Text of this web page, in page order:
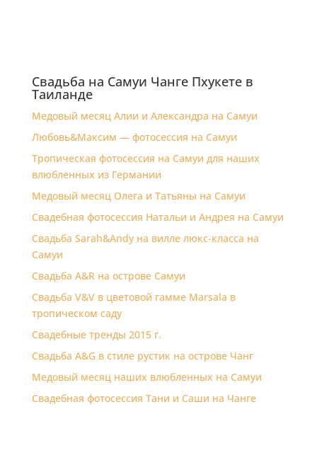
Свадьба на Самуи Чанге Пхукете в
Таиланде
Медовый месяц Алии и Александра на Самуи
Любовь&Максим — фотосессия на Самуи
Тропическая фотосессия на Самуи для наших
влюбленных из Германии
Медовый месяц Олега и Татьяны на Самуи
Свадебная фотосессия Натальи и Андрея на Самуи
Свадьба Sarah&Andy на вилле люкс-класса на
Самуи
Свадьба A&R на острове Самуи
Свадьба V&V в цветовой гамме Marsala в
тропическом саду
Свадебные тренды 2015 г.
Свадьба A&G в стиле рустик на острове Чанг
Медовый месяц наших влюбленных на Самуи
Свадебная фотосессия Тани и Саши на Чанге